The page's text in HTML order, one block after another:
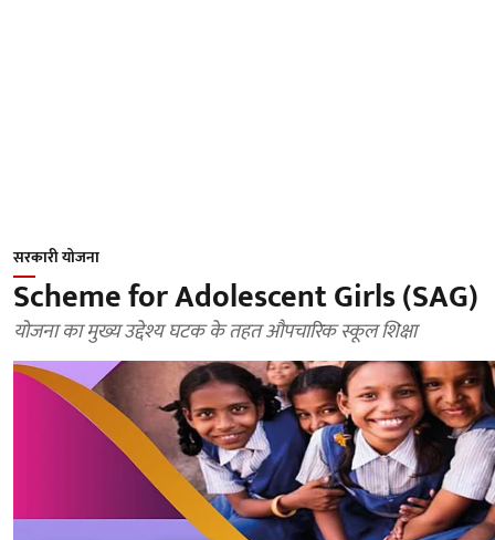
सरकारी योजना
Scheme for Adolescent Girls (SAG)
योजना का मुख्य उद्देश्य घटक के तहत औपचारिक स्कूल शिक्षा